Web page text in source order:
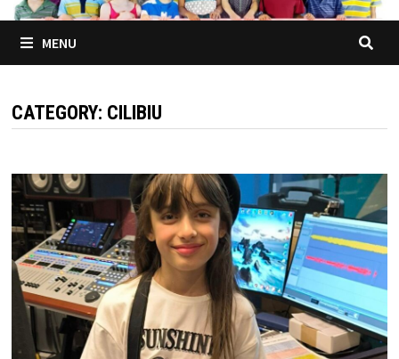
MENU
CATEGORY: CILIBIU